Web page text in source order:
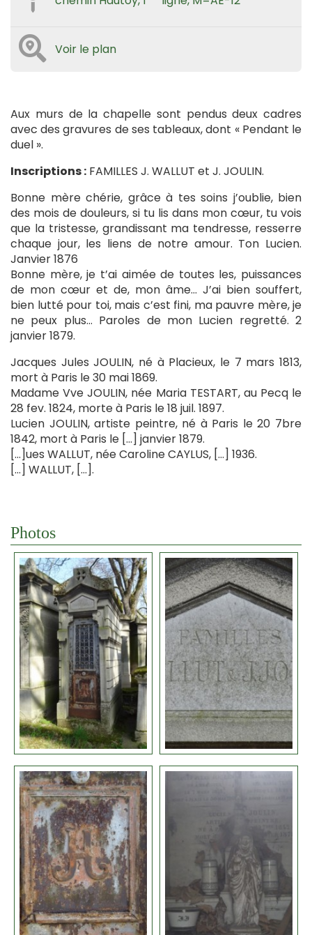
Voir le plan
Aux murs de la chapelle sont pendus deux cadres
avec des gravures de ses tableaux, dont « Pendant le
duel ».
Inscriptions : FAMILLES J. WALLUT et J. JOULIN.
Bonne mère chérie, grâce à tes soins j’oublie, bien
des mois de douleurs, si tu lis dans mon cœur, tu vois
que la tristesse, grandissant ma tendresse, resserre
chaque jour, les liens de notre amour. Ton Lucien.
Janvier 1876
Bonne mère, je t’ai aimée de toutes les, puissances
de mon cœur et de, mon âme… J’ai bien souffert,
bien lutté pour toi, mais c’est fini, ma pauvre mère, je
ne peux plus… Paroles de mon Lucien regretté. 2
janvier 1879.
Jacques Jules JOULIN, né à Placieux, le 7 mars 1813,
mort à Paris le 30 mai 1869.
Madame Vve JOULIN, née Maria TESTART, au Pecq le
28 fev. 1824, morte à Paris le 18 juil. 1897.
Lucien JOULIN, artiste peintre, né à Paris le 20 7bre
1842, mort à Paris le […] janvier 1879.
[…]ues WALLUT, née Caroline CAYLUS, […] 1936.
[…] WALLUT, […].
Photos